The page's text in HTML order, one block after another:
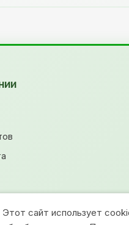
Этот сайт использует